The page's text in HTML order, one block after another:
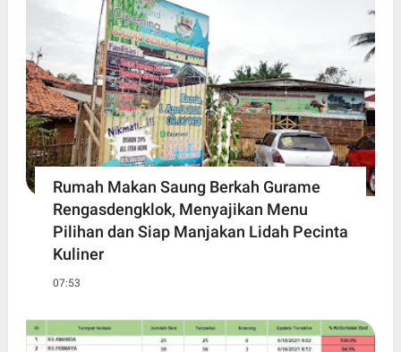
Rumah Makan Saung Berkah Gurame
Rengasdengklok, Menyajikan Menu
Pilihan dan Siap Manjakan Lidah Pecinta
Kuliner
07:53